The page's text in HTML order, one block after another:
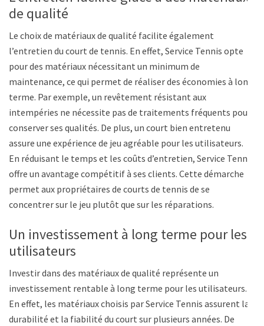
de qualité
Le choix de matériaux de qualité facilite également
l’entretien du court de tennis. En effet, Service Tennis opte
pour des matériaux nécessitant un minimum de
maintenance, ce qui permet de réaliser des économies à long
terme. Par exemple, un revêtement résistant aux
intempéries ne nécessite pas de traitements fréquents pour
conserver ses qualités. De plus, un court bien entretenu
assure une expérience de jeu agréable pour les utilisateurs.
En réduisant le temps et les coûts d’entretien, Service Tennis
offre un avantage compétitif à ses clients. Cette démarche
permet aux propriétaires de courts de tennis de se
concentrer sur le jeu plutôt que sur les réparations.
Un investissement à long terme pour les
utilisateurs
Investir dans des matériaux de qualité représente un
investissement rentable à long terme pour les utilisateurs.
En effet, les matériaux choisis par Service Tennis assurent la
durabilité et la fiabilité du court sur plusieurs années. De